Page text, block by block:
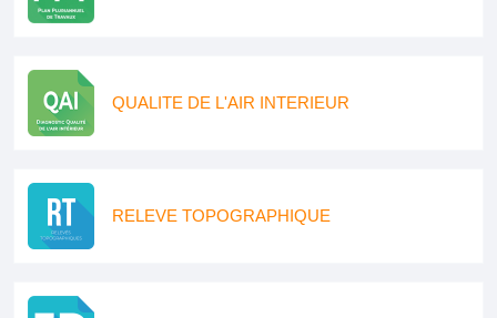
QUALITE DE L'AIR INTERIEUR
RELEVE TOPOGRAPHIQUE